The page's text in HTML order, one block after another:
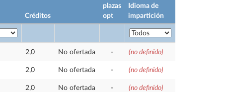
Créditos
plazas
opt
Idioma de
impartición
2,0 No ofertada - (no definido)
2,0 No ofertada - (no definido)
2,0 No ofertada - (no definido)